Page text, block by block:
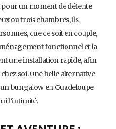
pour un moment de détente
ou trois chambres, ils
que ce soit en couple,
fonctionnel et la
une installation rapide, afin
soi. Une belle alternative
bungalow en Guadeloupe
l’intimité.